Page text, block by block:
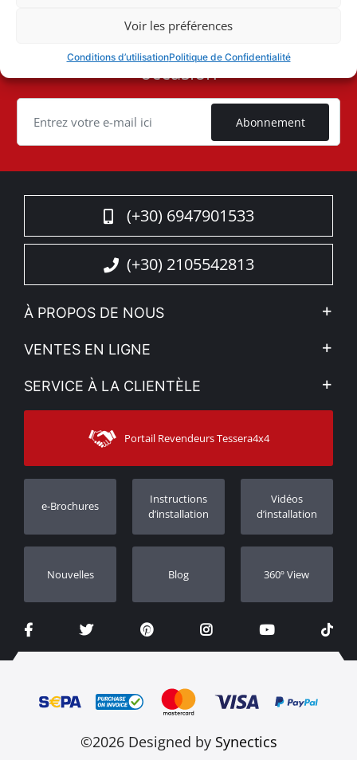
Voir les préférences
Conditions d’utilisationPolitique de Confidentialité
ID
Cookie
Vous ne voulez pas manquer une
occasion
Abonnement
(+30) 6947901533
(+30) 2105542813
À PROPOS DE NOUS
L'entreprise
Voir nos actualités
Sitemap
VENTES EN LIGNE
Mon compte
Moyens d’expédition
SERVICE À LA CLIENTÈLE
Contacter
Assistance aux clients
Suivi des commandes
Concessionnaires
Portail Revendeurs Tessera4x4
e-Brochures
Instructions
d’installation
Vidéos
d’installation
Nouvelles Blog 360º View
©2026 Designed by Synectics